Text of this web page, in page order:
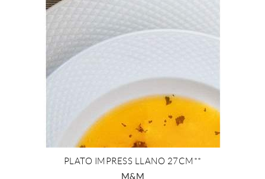
+ INFO
PLATO IMPRESS LLANO 27CM**
M&M